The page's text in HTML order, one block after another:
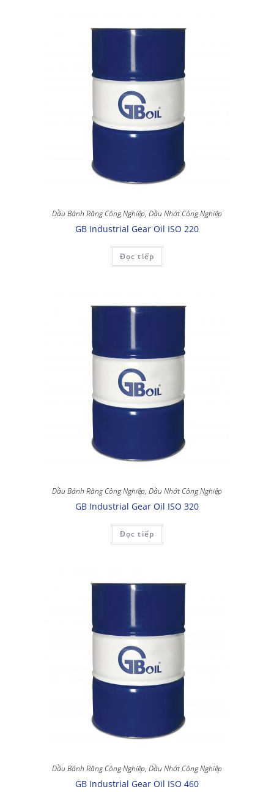
Dầu Bánh Răng Công Nghiệp, Dầu Nhớt Công Nghiệp
GB Industrial Gear Oil ISO 220
Đọc tiếp
Dầu Bánh Răng Công Nghiệp, Dầu Nhớt Công Nghiệp
GB Industrial Gear Oil ISO 320
Đọc tiếp
Dầu Bánh Răng Công Nghiệp, Dầu Nhớt Công Nghiệp
GB Industrial Gear Oil ISO 460